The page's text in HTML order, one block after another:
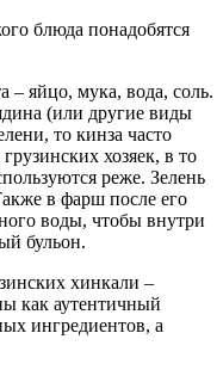
блюда понадобятся
– яйцо, мука, вода, соль.
(или другие виды
то кинза часто
хозяек, в то
реже. Зелень
в фарш после его
воды, чтобы внутри
бульон.
хинкали –
как аутентичный
ингредиентов, а